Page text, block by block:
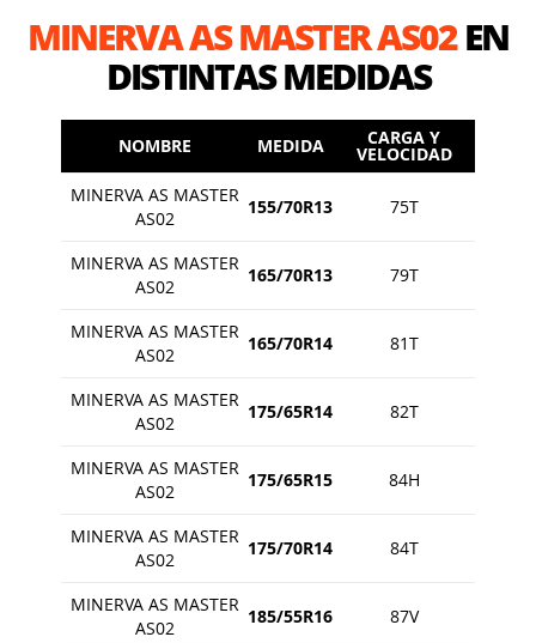
MINERVA AS MASTER AS02EN
DISTINTAS MEDIDAS
NOMBRE MEDIDA CARGA Y
VELOCIDAD
MINERVA AS MASTER
AS02
155/70R13 75T
MINERVA AS MASTER
AS02
165/70R13 79T
MINERVA AS MASTER
AS02
165/70R14 81T
MINERVA AS MASTER
AS02
175/65R14 82T
MINERVA AS MASTER
AS02
175/65R15 84H
MINERVA AS MASTER
AS02
175/70R14 84T
MINERVA AS MASTER
AS02
185/55R16 87V